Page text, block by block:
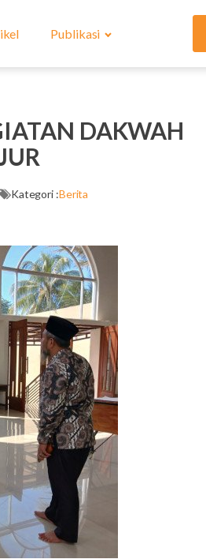
Publikasi
DAKWAH
Kategori :Berita